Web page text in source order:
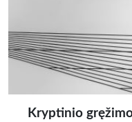
Kryptinio